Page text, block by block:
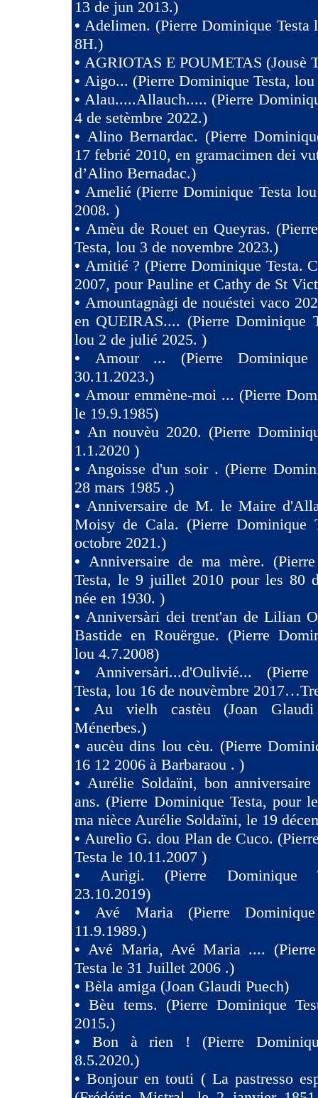
13 de jun 2013.)
•Adelimen. (Pierre Dominique Testa
8H.)
• AGRIOTAS E POUMETAS (Jousè
• Aigo... (Pierre Dominique Testa, lou
•Alau.....Allauch..... (Pierre
4 de setèmbre 2022.)
• Alino Bernardac. (Pierre
17 febrié 2010, en gramacimen dei
d’Alino Bernadac.)
•Amelié (Pierre Dominique Testa
2008. )
• Amèu de Rouet en Queyras.
Testa, lou 3 de novembre 2023.)
• Amitié ? (Pierre Dominique Testa.
2007, pour Pauline et Cathy de St
• Amountagnàgi de nouéstei vaco
en QUEIRAS.... (Pierre Dominique
lou 2 de julié 2025. )
• Amour ... (Pierre Dominique
30.11.2023.)
• Amour emmène-moi ... (Pierre
le 19.9.1985)
• An nouvèu 2020. (Pierre
1.1.2020 )
• Angoisse d'un soir . (Pierre
28 mars 1985 .)
•Anniversaire de M. le Maire
Moisy de Cala. (Pierre Dominique
octobre 2021.)
• Anniversaire de ma mère.
Testa, le 9 juillet 2010 pour les 80
née en 1930. )
•Anniversàri dei trent'an de Lilian
Bastide en Rouërgue. (Pierre
lou 4.7.2008)
• Anniversàri...d'Oulivié...
Testa, lou 16 de nouvèmbre
• Au vielh castèu (Joan
Ménerbes.)
• aucèu dins lou cèu. (Pierre
16 12 2006 à Barbaraou . )
• Aurélie Soldaïni, bon
ans. (Pierre Dominique Testa, pour
ma nièce Aurélie Soldaïni, le 19
•Aurelìo G. dou Plan de Cuco.
Testa le 10.11.2007 )
•Aurìgi. (Pierre Dominique
23.10.2019)
•Avé Maria (Pierre
11.9.1989.)
•Avé Maria, Avé Maria ....
Testa le 31 Juillet 2006 .)
• Bèla amiga (Joan Glaudi Puech)
•Bèu tems. (Pierre Dominique
2015.)
• Bon à rien ! (Pierre
8.5.2020.)
•Bonjour en touti ( La pastresso